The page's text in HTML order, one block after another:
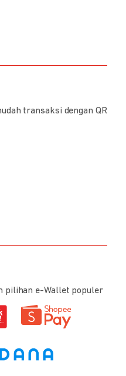
transaksi dengan QR
pilihan e-Wallet populer